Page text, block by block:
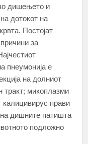
дишењето и
дотокот на
Постојат
за
пнеумонија е
на долниот
тракт; микоплазми
калицивирус прави
дишните патишта
подложно